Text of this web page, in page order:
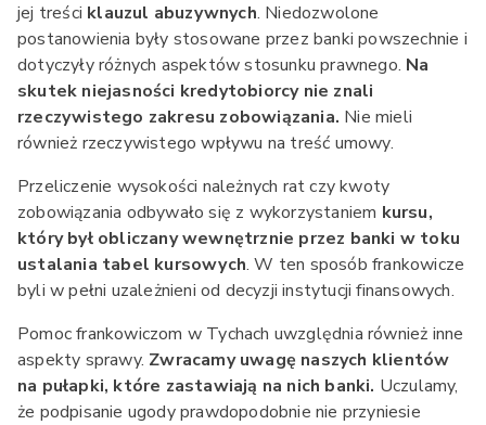
jej treści klauzul abuzywnych. Niedozwolone
postanowienia były stosowane przez banki powszechnie i
dotyczyły różnych aspektów stosunku prawnego. Na
skutek niejasności kredytobiorcy nie znali
rzeczywistego zakresu zobowiązania. Nie mieli
również rzeczywistego wpływu na treść umowy.
Przeliczenie wysokości należnych rat czy kwoty
zobowiązania odbywało się z wykorzystaniem kursu,
który był obliczany wewnętrznie przez banki w toku
ustalania tabel kursowych. W ten sposób frankowicze
byli w pełni uzależnieni od decyzji instytucji finansowych.
Pomoc frankowiczom w Tychach uwzględnia również inne
aspekty sprawy. Zwracamy uwagę naszych klientów
na pułapki, które zastawiają na nich banki. Uczulamy,
że podpisanie ugody prawdopodobnie nie przyniesie